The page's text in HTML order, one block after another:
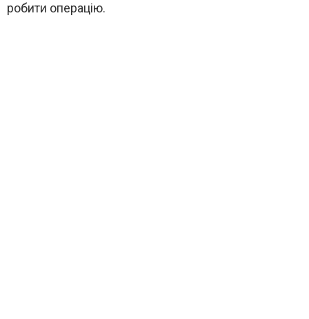
робити операцію.